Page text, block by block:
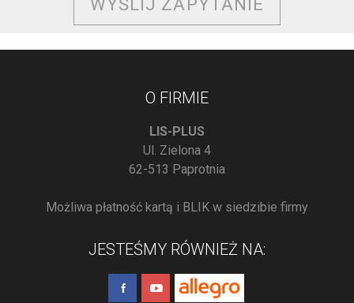
WYŚLIJ ZAPYTANIE
O FIRMIE
LIS-PLUS
Ul. Zielona 4
62-513 Paprotnia
Możliwa płatność kartą i BLIK w siedzibie firmy
JESTEŚMY RÓWNIEŻ NA: